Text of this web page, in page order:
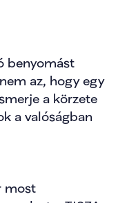
benyomást
az, hogy egy
a körzete
a valóságban
most